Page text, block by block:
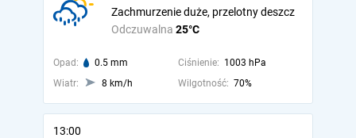
Odczuwalna 25°C
Zachmurzenie duże, przelotny deszcz
Opad: 0.5 mm Ciśnienie: 1003 hPa
Wiatr:
8 km/h Wilgotność: 70%
13:00